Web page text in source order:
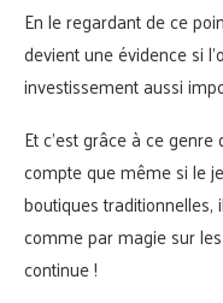
En le regardant de ce
devient une évidence si
investissement aussi
Et c’est grâce à ce
compte que même si le
boutiques traditionnelles,
comme par magie sur
continue !